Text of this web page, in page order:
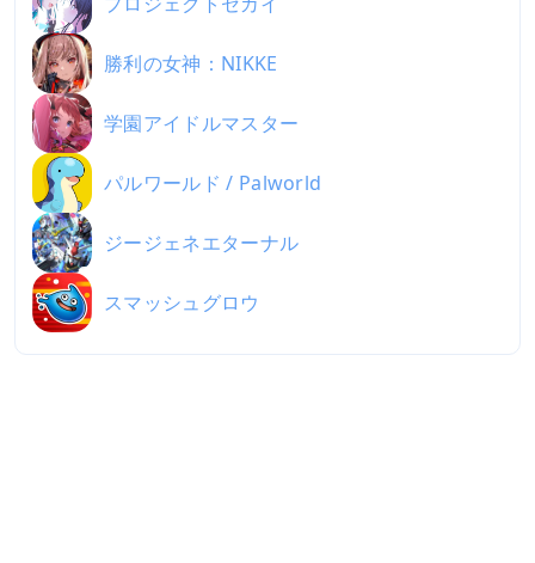
勝利の女神：NIKKE
学園アイドルマスター
パルワールド / Palworld
ジージェネエターナル
スマッシュグロウ